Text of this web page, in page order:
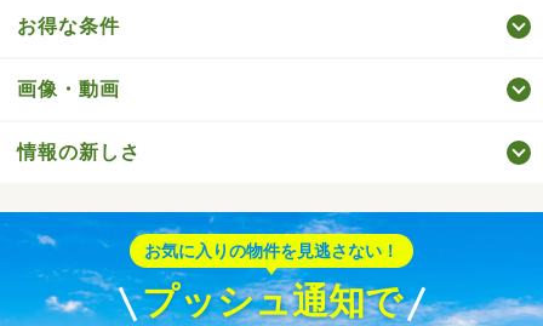
お得な条件
画像・動画
情報の新しさ
お気に入りの物件を見逃さない！
プッシュ通知で